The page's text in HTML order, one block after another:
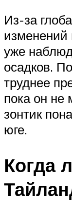
Из-за
изменений
уже
осадков.
труднее
пока он не
зонтик
юге.
Когда